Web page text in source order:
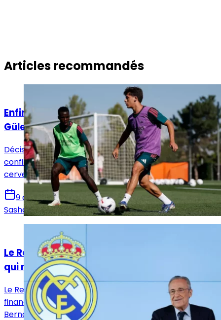
Articles recommandés
Enfin la saison de la confirmation pour Arda
Güler ?
Décisif et brillant face à Ferencváros, Arda Güler
confirme un peu plus chaque jour son statut de
cerveau du jeu madrilène.
9 août 2026
Sasha Laquitaine
Actualités
Le Real Madrid, une machine économique
qui ne cesse de battre des records
Le Real Madrid n’a jamais été aussi puissant
financièrement. Le club multiplie les revenus grâce au
Bernabéu, au sponsoring et à sa formation.